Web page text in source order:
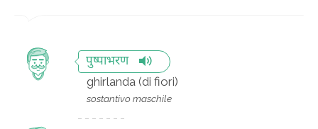
पुष्पाभरण
ghirlanda (di fiori)
sostantivo maschile